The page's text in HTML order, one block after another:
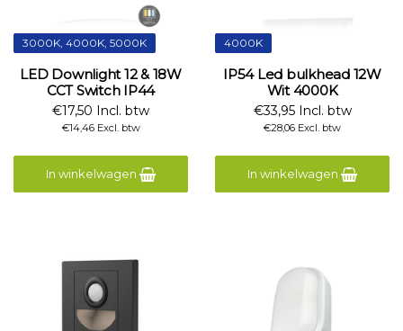
3000K, 4000K, 5000K
LED Downlight 12 & 18W
CCT Switch IP44
€17,50 Incl. btw
€14,46 Excl. btw
In winkelwagen
4000K
IP54 Led bulkhead 12W
Wit 4000K
€33,95 Incl. btw
€28,06 Excl. btw
In winkelwagen